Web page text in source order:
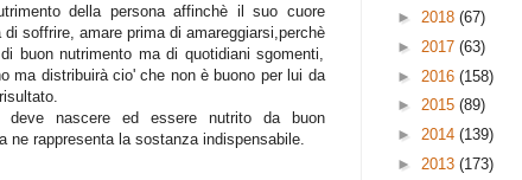
della persona affinchè il suo cuore
soffrire, amare prima di amareggiarsi,perchè
buon nutrimento ma di quotidiani sgomenti,
ma distribuirà cio' che non è buono per lui da
deve nascere ed essere nutrito da buon
ne rappresenta la sostanza indispensabile.
► 2018 (67)
► 2017 (63)
► 2016 (158)
► 2015 (89)
► 2014 (139)
► 2013 (173)